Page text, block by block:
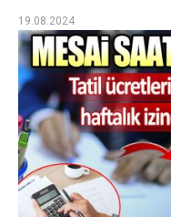
19.08.2024